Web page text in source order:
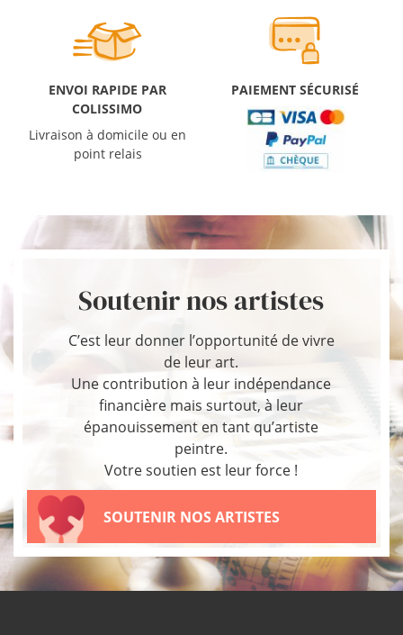
ENVOI RAPIDE PAR
COLISSIMO
Livraison à domicile ou en
point relais
PAIEMENT SÉCURISÉ
Soutenir nos artistes
C’est leur donner l’opportunité de vivre
de leur art.
Une contribution à leur indépendance
financière mais surtout, à leur
épanouissement en tant qu’artiste
peintre.
Votre soutien est leur force !
SOUTENIR NOS ARTISTES